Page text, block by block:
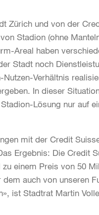
Zürich und von der
Stadion (ohne
Areal haben
Stadt noch
Verhältnis
In dieser
Lösung nur auf
mit der Credit
Ergebnis: Die Credit
einem Preis von 50
auch von unseren
ist Stadtrat Martin